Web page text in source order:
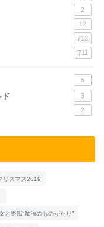
2
12
713
711
5
3
2
リスマス2019
と野獣“魔法のものがたり”